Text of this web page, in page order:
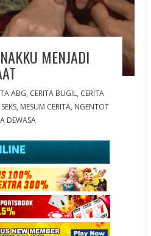
MENJADI
ABG, CERITA BUGIL, CERITA
, MESUM CERITA, NGENTOT
DEWASA